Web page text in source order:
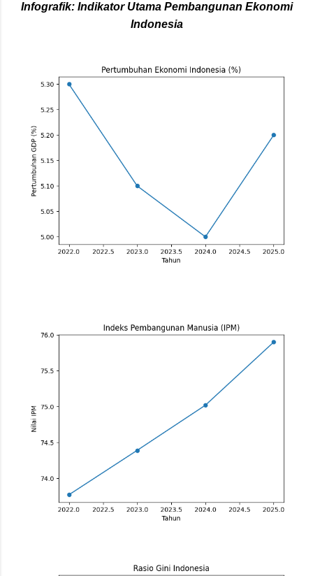
Infografik: Indikator Utama Pembangunan Ekonomi
Indonesia